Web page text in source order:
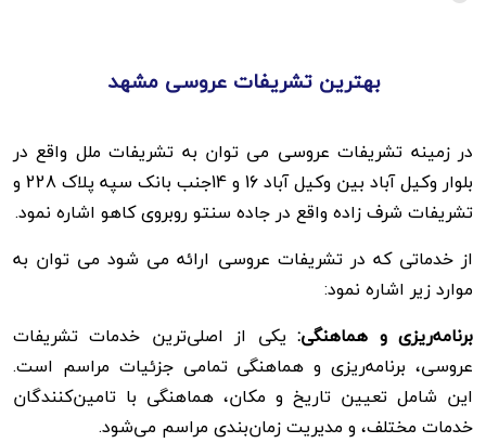
بهترین تشریفات عروسی مشهد
در زمینه تشریفات عروسی می توان به تشریفات ملل واقع در
بلوار وکیل آباد بین وکیل آباد 16 و 14جنب بانک سپه پلاک 228 و
تشریفات شرف زاده واقع در جاده سنتو روبروی کاهو اشاره نمود.
از خدماتی که در تشریفات عروسی ارائه می شود می توان به
موارد زیر اشاره نمود:
برنامه‌ریزی و هماهنگی: یکی از اصلی‌ترین خدمات تشریفات
عروسی، برنامه‌ریزی و هماهنگی تمامی جزئیات مراسم است.
این شامل تعیین تاریخ و مکان، هماهنگی با تامین‌کنندگان
خدمات مختلف، و مدیریت زمان‌بندی مراسم می‌شود.